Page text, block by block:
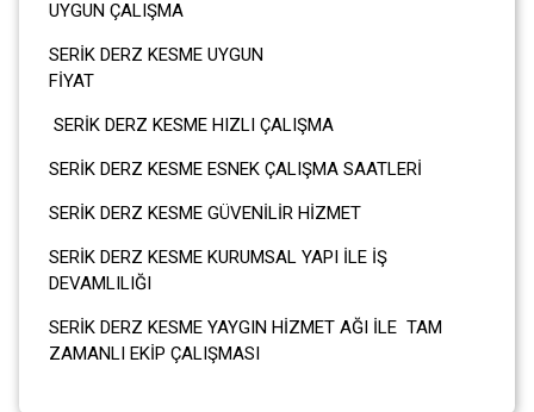
UYGUN ÇALIŞMA
SERİK DERZ KESME UYGUN
SERİK DERZ KESME HIZLI ÇALIŞMA
SERİK DERZ KESME ESNEK ÇALIŞMA SAATLERİ
SERİK DERZ KESME GÜVENİLİR HİZMET
SERİK DERZ KESME KURUMSAL YAPI İLE İŞ
DEVAMLILIĞI
SERİK DERZ KESME YAYGIN HİZMET AĞI İLE TAM
ZAMANLI EKİP ÇALIŞMASI